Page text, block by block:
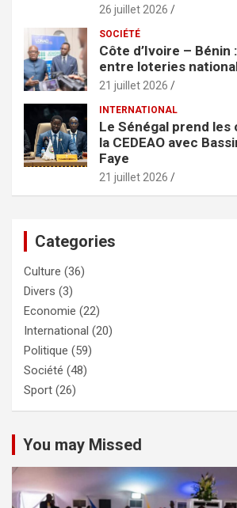
26 juillet 2026
SOCIÉTÉ
Côte d’Ivoire – Bénin
entre loteries
21 juillet 2026
INTERNATIONAL
Le Sénégal prend les
la CEDEAO avec
Faye
21 juillet 2026
Categories
Culture (36)
Divers (3)
Economie (22)
International (20)
Politique (59)
Société (48)
Sport (26)
You may Missed